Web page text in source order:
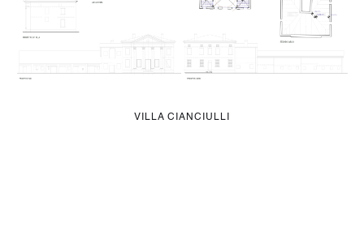
VILLA CIANCIULLI